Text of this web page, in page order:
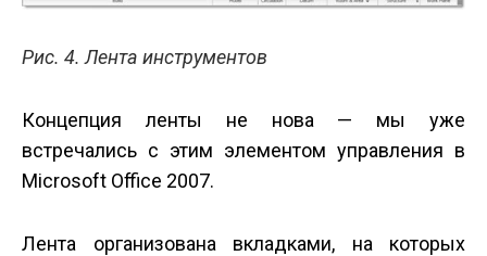
Рис. 4. Лента инструментов
Концепция ленты не нова — мы уже
встречались с этим элементом управления в
Microsoft Office 2007.
Лента организована вкладками, на которых